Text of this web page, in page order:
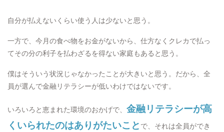
自分が払えないくらい使う人は少ないと思う。
一方で、今月の食べ物をお金がないから、仕方なくクレカで払っ
てその分の利子を払わざるを得ない家庭もあると思う。
僕はそういう状況じゃなかったことが大きいと思う。だから、全
員が選んで金融リテラシーが低いわけではないです。
いろいろと恵まれた環境のおかげで、 金融リテラシーが高
くいられたのはありがたいこと で、それは全員ができ